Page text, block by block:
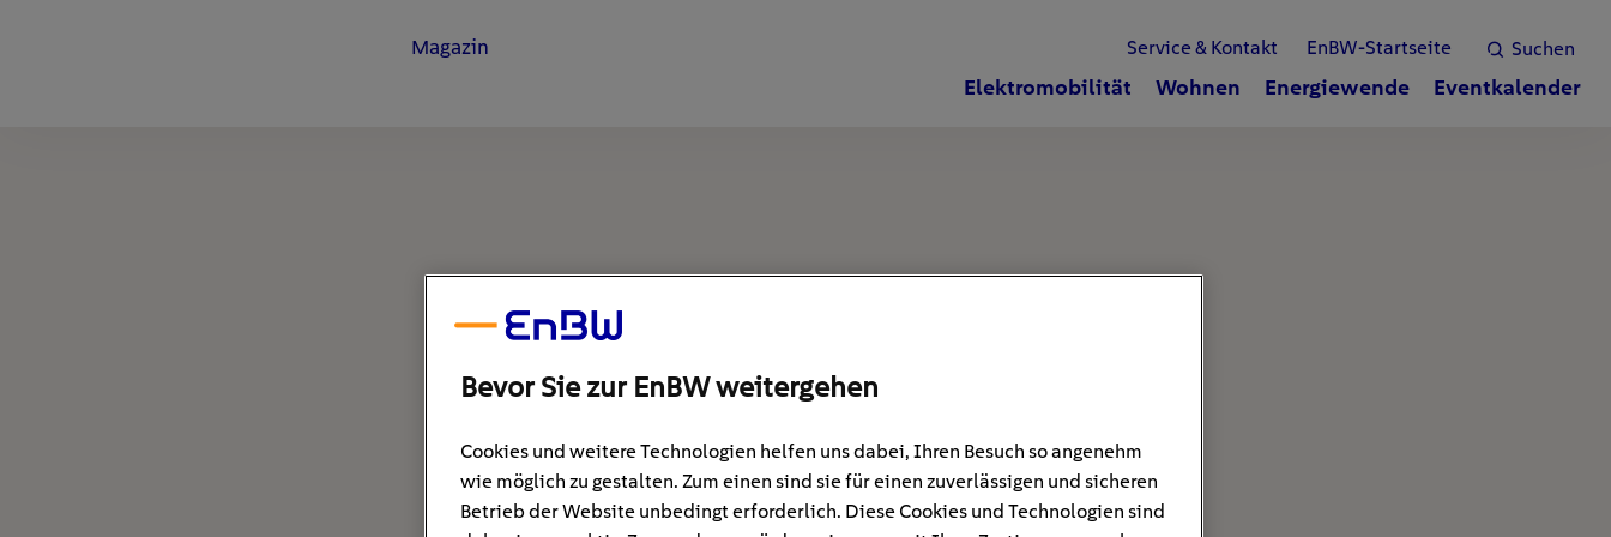
Magazin Suchen
Service & Kontakt EnBW-Startseite
Elektromobilität Wohnen Energiewende Eventkalender
Bevor Sie zur EnBW weitergehen
Cookies und weitere Technologien helfen uns dabei, Ihren Besuch so angenehm
wie möglich zu gestalten. Zum einen sind sie für einen zuverlässigen und sicheren
Betrieb der Website unbedingt erforderlich. Diese Cookies und Technologien sind